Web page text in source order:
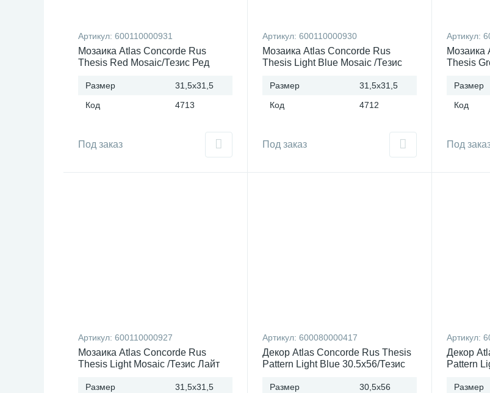
Артикул: 600110000931
Мозаика Atlas Concorde Rus
Thesis Red Mosaic/Тезис Ред
Размер
31,5x31,5
Код
4713
Под заказ
Артикул: 600110000930
Мозаика Atlas Concorde Rus
Thesis Light Blue Mosaic /Тезис
Размер
31,5x31,5
Код
4712
Под заказ
Артикул:
Мозаика
Thesis
Размер
Код
Под
Артикул: 600110000927
Мозаика Atlas Concorde Rus
Thesis Light Mosaic /Тезис Лайт
Размер
31,5x31,5
Артикул: 600080000417
Декор Atlas Concorde Rus Thesis
Pattern Light Blue 30.5x56/Тезис
Россия
Размер
30,5x56
Артикул:
Декор
Pattern
Размер